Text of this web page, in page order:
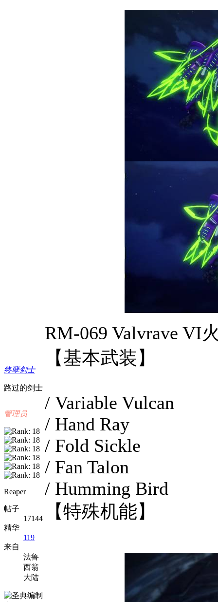
终孽剑士
路过的剑士
管理员
Reaper
帖子
17144
精华
119
来自
法鲁
西翁
大陆
RM-069 Valvrave VI
【基本武装】
/ Variable Vulcan
/ Hand Ray
/ Fold Sickle
/ Fan Talon
/ Humming Bird
【特殊机能】